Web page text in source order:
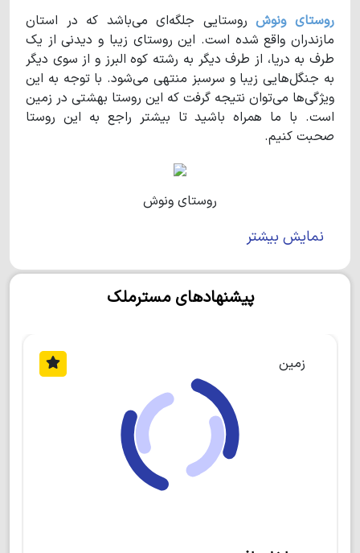
روستای ونوشروستایی جلگه‌ای می‌باشد که در استان
مازندران واقع شده است. این روستای زیبا و دیدنی از یک
طرف به دریا، از طرف دیگر به رشته‌ کوه البرز و از سوی دیگر
به جنگل‌هایی زیبا و سرسبز منتهی می‌شود. با توجه به این
ویژگی‌ها می‌توان نتیجه گرفت که این روستا بهشتی در زمین
است. با ما همراه باشید تا بیشتر راجع به این روستا
صحبت کنیم.
روستای ونوش
روستای ونوشچه ویژگی‌هایی دارد؟
روستایی توریستی در مازندران است که
آباد و رویان در همسایگی این روستا واقع شده‌اند.روستای
ونوشاز آن دسته روستاهایی است که از لحاظ دسترسی
بسیار آسان می‌باشد. این روستای زیبا و پرطرفدار به رویان
و نوشهر بسیار نزدیک است و مسافران این شهرها حتما
گذرشان به این روستای سرسبز خواهد خورد.
نمایش بیشتر
پیشنهادهای مسترملک
زمین